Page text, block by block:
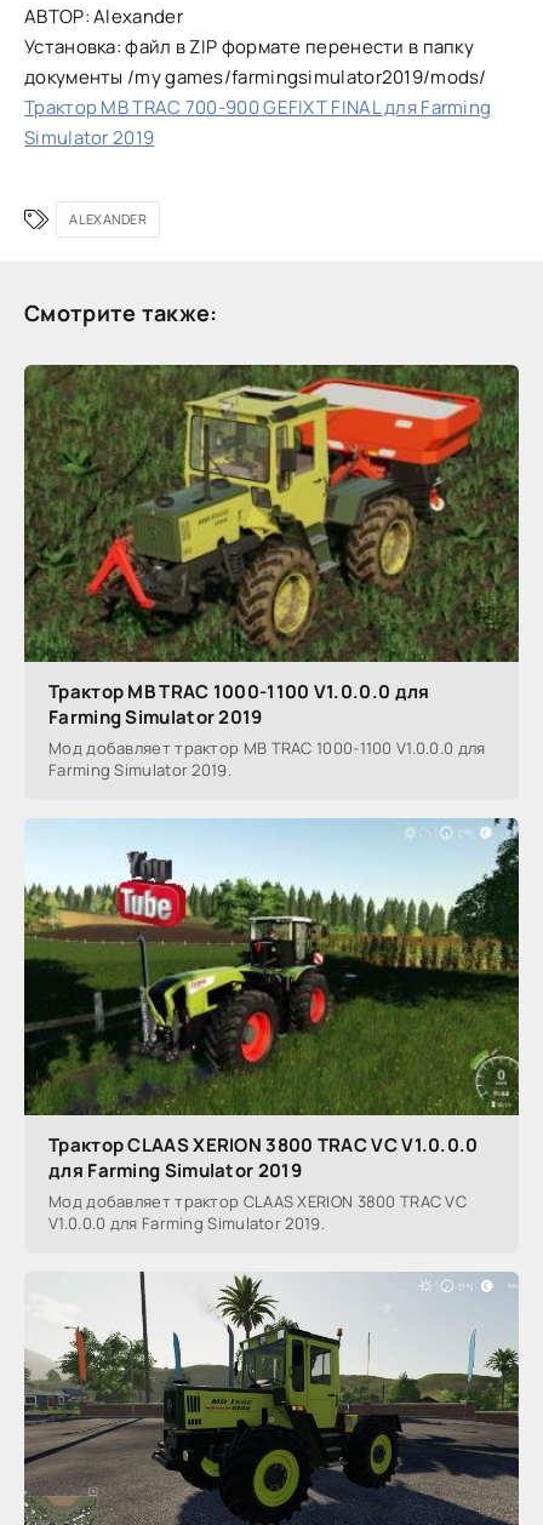
АВТОР: Alexander
Установка: файл в ZIP формате перенести в папку
документы /my games/farmingsimulator2019/mods/
Трактор MB TRAC 700-900 GEFIXT FINAL для Farming
Simulator 2019
ALEXANDER
Смотрите также:
Трактор MB TRAC 1000-1100 V1.0.0.0 для
Farming Simulator 2019
Мод добавляет трактор MB TRAC 1000-1100 V1.0.0.0 для
Farming Simulator 2019.
Трактор CLAAS XERION 3800 TRAC VC V1.0.0.0
для Farming Simulator 2019
Мод добавляет трактор CLAAS XERION 3800 TRAC VC
V1.0.0.0 для Farming Simulator 2019.